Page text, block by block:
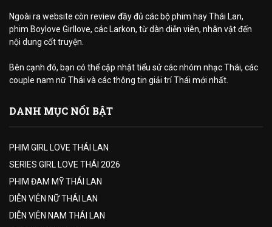
Ngoài ra website còn review đầy đủ các bộ phim hay Thái Lan,
phim Boylove Girllove, các Larkon, từ dàn diễn viên, nhân vật đến
nội dung cốt truyện.
Bên cạnh đó, bạn có thể cập nhật tiểu sử các nhóm nhạc Thái, các
couple nam nữ Thái và các thông tin giải trí Thái mới nhất.
DANH MỤC NỔI BẬT
PHIM GIRL LOVE THÁI LAN
SERIES GIRL LOVE THÁI 2026
PHIM ĐAM MỸ THÁI LAN
DIỄN VIÊN NỮ THÁI LAN
DIỄN VIÊN NAM THÁI LAN